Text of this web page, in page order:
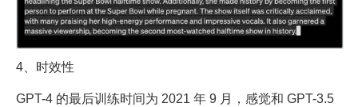
4、时效性
GPT-4 的最后训练时间为 2021 年 9 月，感觉和 GPT-3.5